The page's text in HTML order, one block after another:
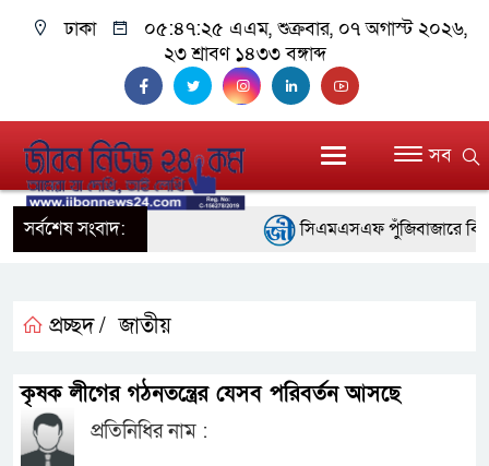
ঢাকা ০৫:৪৭:২৬ এএম, শুক্রবার, ০৭ অগাস্ট ২০২৬,
২৩ শ্রাবণ ১৪৩৩ বঙ্গাব্দ
সব
সর্বশেষ সংবাদ:
সিএমএসএফ পুঁজিবাজারে
নদী দূষণ রোধে সমন্বিত
প্রচ্ছদ / জাতীয়
কৃষক লীগের গঠনতন্ত্রের যেসব পরিবর্তন আসছে
প্রতিনিধির নাম :